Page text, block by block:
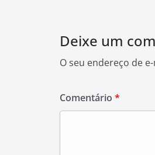
Deixe um
O seu endereço de
Comentário *